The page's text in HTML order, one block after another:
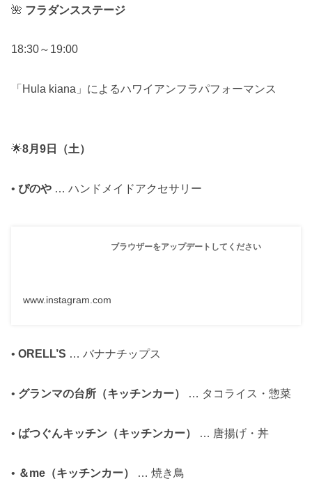
🌺 フラダンスステージ
18:30～19:00
「Hula kiana」によるハワイアンフラパフォーマンス
🌟8月9日（土）
• ぴのや … ハンドメイドアクセサリー
ブラウザーをアップデートしてください
www.instagram.com
• ORELL’S … バナナチップス
• グランマの台所（キッチンカー） … タコライス・惣菜
• ばつぐんキッチン（キッチンカー） … 唐揚げ・丼
• ＆me（キッチンカー） … 焼き鳥